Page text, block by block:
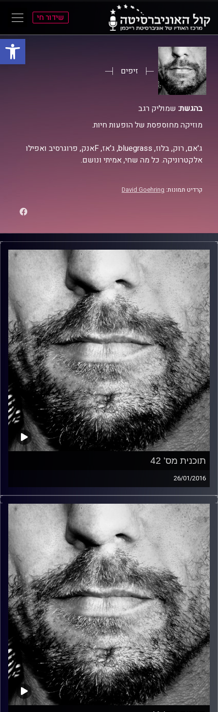
פתח
התפריט
הראשי
התוכן
הראשי
שידור חי
זיפים
בהגשת: שמוליק רגב
מוזיקה מחוספסת של הופעות חיות.
ג'אם, רוק, בלוז, bluegrass, ג'אז, Fאנק, פרוגרסיב ואפילו
אלקטרוניקה. כל מה שחי, אמיתי ונושם.
קרדיט תמונות: David Goehring
תוכנית מס' 42
26/01/2016
זיפים, מוזיקה מחוספסת של הופעות חיות. הרבה ג'אם, רוק,
בלוז, bluegrass, ג'אז, Fאנק, פרוגרסיב ואפילו אלקטרוניקה.
כל מה שחי, אמיתי ונושם.
עם שמוליק רגב.
קרדיט תמונות: David Goehring